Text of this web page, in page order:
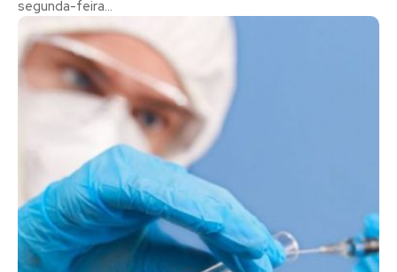
segunda-feira...